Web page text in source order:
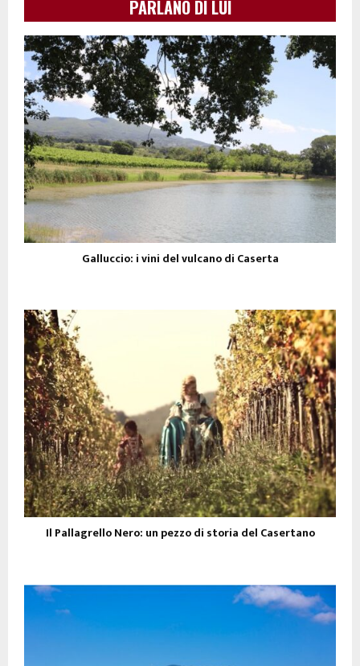
PARLANO DI LUI
Galluccio: i vini del vulcano di Caserta
Il Pallagrello Nero: un pezzo di storia del Casertano